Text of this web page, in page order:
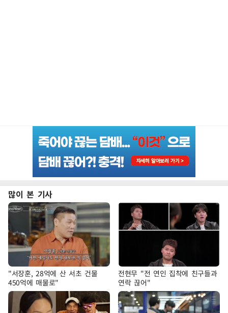
많이 본 기사
"서장훈, 28억에 산 서초 건물
450억에 매물로"
전현무 "전 연인 집착에 친구들과
연락 끊어"